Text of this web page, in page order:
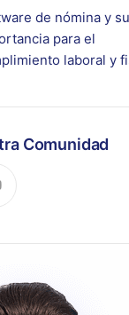
de nómina y su
para el
laboral y
Comunidad